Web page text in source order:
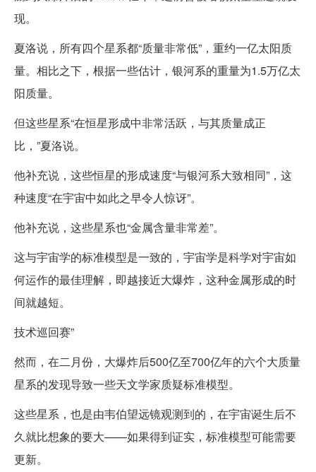
现。
夏洛说，所有四个星系都“质量非常低”，重约一亿太阳质
量。相比之下，根据一些估计，银河系的重量为1.5万亿太
阳质量。
但这些星系“在恒星形成中非常活跃，与其质量成正
比，”夏洛说。
他补充说，这些恒星的形成速度“与银河系大致相同”，这
种速度“在宇宙中如此之早令人惊讶”。
他补充说，这些星系也“金属含量非常差”。
这与宇宙学的标准模型是一致的，宇宙学是科学对宇宙如
何运作的最佳理解，即越接近大爆炸，这种金属形成的时
间就越短。
技术巡回赛”
然而，在二月份，大爆炸后500亿至700亿年的六个大质量
星系的发现导致一些天文学家质疑标准模型。
这些星系，也是由韦伯望远镜观测到的，在宇宙诞生后不
久就比想象的要大——如果得到证实，标准模型可能需要
更新。